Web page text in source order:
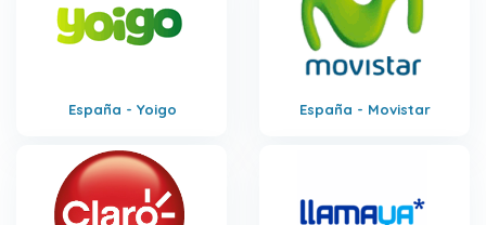
España - Yoigo España - Movistar